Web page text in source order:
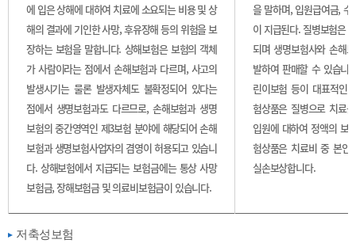
에 입은 상해에 대하여 치료에 소요되는 비용 및 상
해의 결과에 기인한 사망, 후유장해 등의 위험을 보
장하는 보험을 말합니다. 상해보험은 보험의 객체
가 사람이라는 점에서 손해보험과 다르며, 사고의
발생시기는 물론 발생자체도 불확정되어 있다는
점에서 생명보험과도 다르므로, 손해보험과 생명
보험의 중간영역인 제3보험 분야에 해당되어 손해
보험과 생명보험사업자의 겸영이 허용되고 있습니
다. 상해보험에서 지급되는 보험금에는 통상 사망
보험금, 장해보험금 및 의료비보험금이 있습니다.
을 말하며, 입원급여금,
이 지급된다. 질병보험은
되며 생명보험사와 손해
발하여 판매할 수 있습니
린이보험 등이 대표적인
험상품은 질병으로 치료
입원에 대하여 정액의 보
험상품은 치료비 중 본인
실손보상합니다.
저축성보험